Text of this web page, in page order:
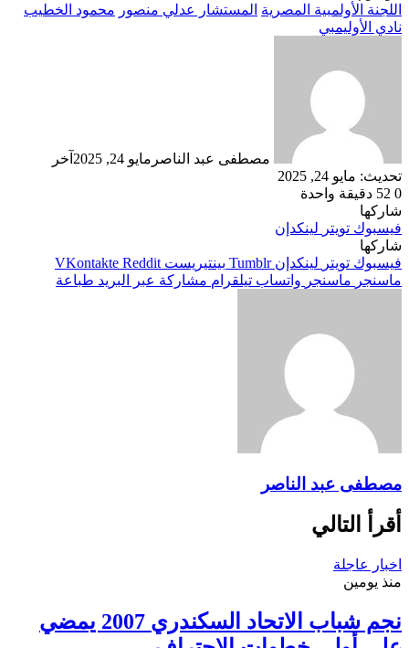
اللجنة الأولمبية المصرية المستشار عدلي منصور محمود الخطيب
نادي الأوليمبي
مصطفى عبد الناصر مايو 24, 2025
آخر
تحديث: مايو 24, 2025
0
دقيقة واحدة
شاركها
فيسبوك تويتر لينكدإن
شاركها
فيسبوك تويتر لينكدإن بينتيريست
ماسنجر ماسنجر واتساب تيلقرام مشاركة عبر البريد طباعة
مصطفى عبد الناصر
أقرأ التالي
اخبار عاجلة
منذ يومين
نجم شباب الاتحاد السكندري 2007 يمضي